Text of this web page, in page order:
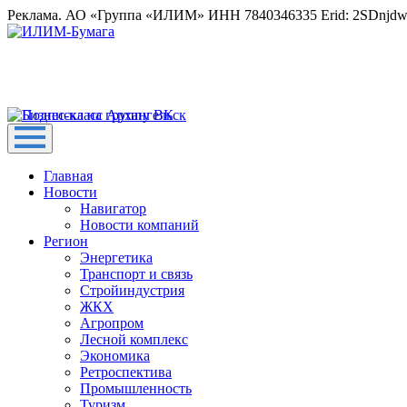
Реклама. АО «Группа «ИЛИМ» ИНН 7840346335 Erid:
Главная
Новости
Навигатор
Новости компаний
Регион
Энергетика
Транспорт и связь
Стройиндустрия
ЖКХ
Агропром
Лесной комплекс
Экономика
Ретроспектива
Промышленность